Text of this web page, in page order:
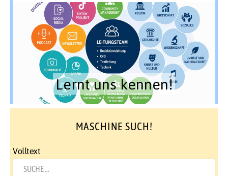
Lernt uns kennen!
MASCHINE SUCH!
Volltext